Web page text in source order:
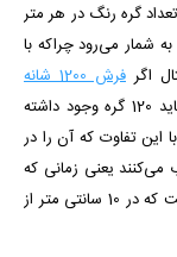
گره رنگ در هر متر
به شمار می‌رود چراکه با
اگر فرش 1200 شانه
معرفی می شود در 10 سانتی متر از «عرض» فرش باید 120 گره وجود داشته
این تفاوت که آن را در
یعنی زمانی که
گفته می‌شود فرشی تراکم 3600 دارد به این معنی است که در 10 سانتی متر از